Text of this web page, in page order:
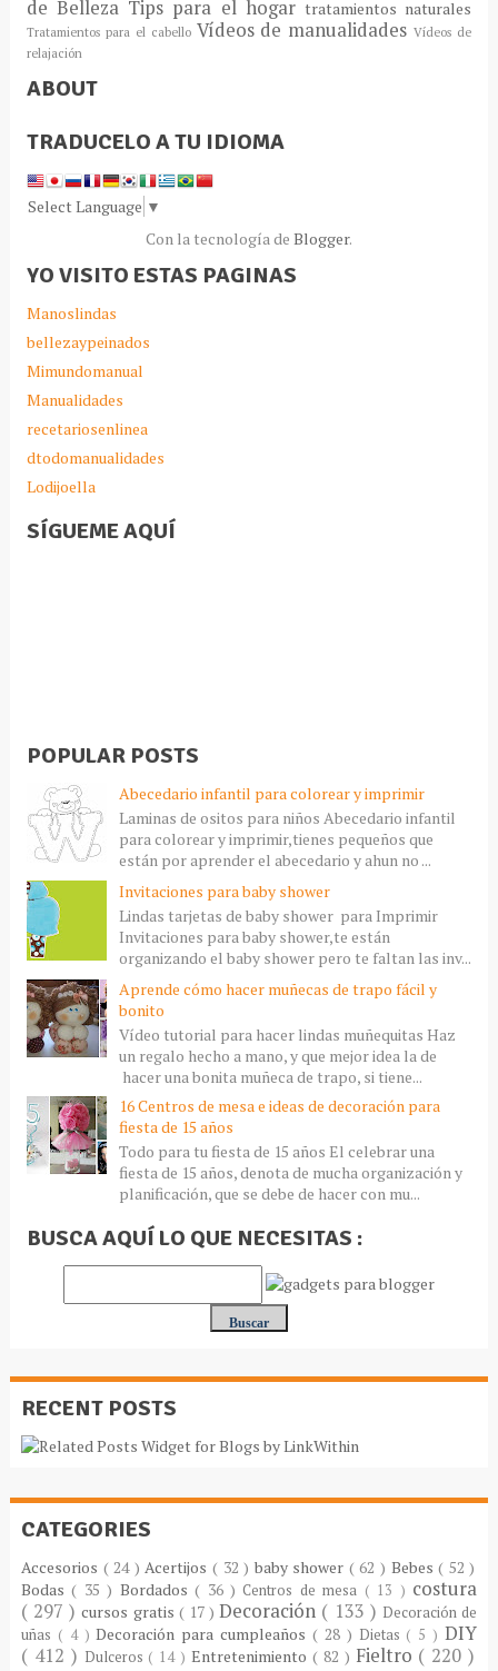
de Belleza Tips para el hogar tratamientos naturales
Tratamientos para el cabello Vídeos de manualidadesVídeos de
relajación
ABOUT
TRADUCELO A TU IDIOMA
Select Language ▼
Con la tecnología de Blogger.
YO VISITO ESTAS PAGINAS
Manoslindas
bellezaypeinados
Mimundomanual
Manualidades
recetariosenlinea
dtodomanualidades
Lodijoella
SÍGUEME AQUÍ
POPULAR POSTS
Abecedario infantil para colorear y imprimir
Laminas de ositos para niños Abecedario infantil
para colorear y imprimir,tienes pequeños que
están por aprender el abecedario y ahun no ...
Invitaciones para baby shower
Lindas tarjetas de baby shower para Imprimir
Invitaciones para baby shower,te están
organizando el baby shower pero te faltan las inv...
Aprende cómo hacer muñecas de trapo fácil y
bonito
Vídeo tutorial para hacer lindas muñequitas Haz
un regalo hecho a mano, y que mejor idea la de
hacer una bonita muñeca de trapo, si tiene...
16 Centros de mesa e ideas de decoración para
fiesta de 15 años
Todo para tu fiesta de 15 años El celebrar una
fiesta de 15 años, denota de mucha organización y
planificación, que se debe de hacer con mu...
BUSCA AQUÍ LO QUE NECESITAS :
RECENT POSTS
CATEGORIES
Accesorios ( 24 ) Acertijos ( 32 ) baby shower ( 62 ) Bebes( 52 )
Bodas( 35 ) Bordados( 36 ) Centros de mesa ( 13 ) costura
( 297 )cursos gratis ( 17 )Decoración ( 133 ) Decoración de
uñas ( 4 )Decoración para cumpleaños( 28 ) Dietas ( 5 )DIY
( 412 ) Dulceros ( 14 )Entretenimiento ( 82 ) Fieltro ( 220 )